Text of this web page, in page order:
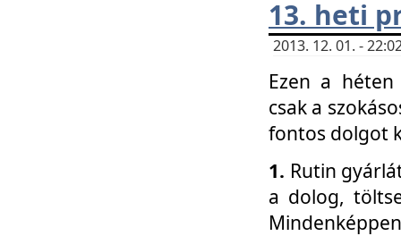
13. heti
2013. 12. 01. -
Ezen a
csak a
fontos dolgot
1. Rutin
a dolog,